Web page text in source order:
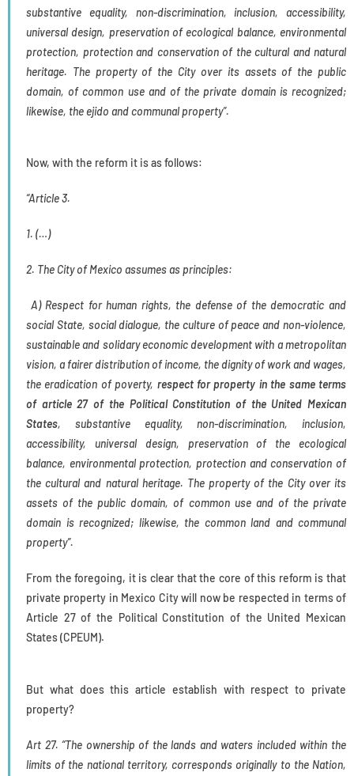
substantive equality, non-discrimination, inclusion, accessibility,
universal design, preservation of ecological balance, environmental
protection, protection and conservation of the cultural and natural
heritage. The property of the City over its assets of the public
domain, of common use and of the private domain is recognized;
likewise, the ejido and communal property”.
Now, with the reform it is as follows:
“Article 3.
1. (…)
2. The City of Mexico assumes as principles:
A) Respect for human rights, the defense of the democratic and
social State, social dialogue, the culture of peace and non-violence,
sustainable and solidary economic development with a metropolitan
vision, a fairer distribution of income, the dignity of work and wages,
the eradication of poverty, respect for property in the same terms
of article 27 of the Political Constitution of the United Mexican
States, substantive equality, non-discrimination, inclusion,
accessibility, universal design, preservation of the ecological
balance, environmental protection, protection and conservation of
the cultural and natural heritage. The property of the City over its
assets of the public domain, of common use and of the private
domain is recognized; likewise, the common land and communal
property”.
From the foregoing, it is clear that the core of this reform is that
private property in Mexico City will now be respected in terms of
Article 27 of the Political Constitution of the United Mexican
States (CPEUM).
But what does this article establish with respect to private
property?
Art 27. “The ownership of the lands and waters included within the
limits of the national territory, corresponds originally to the Nation,